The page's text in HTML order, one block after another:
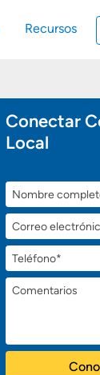
Recursos
Conectar
Local
Nombre
completo
Correo
electrónico
Teléfono
Comentarios